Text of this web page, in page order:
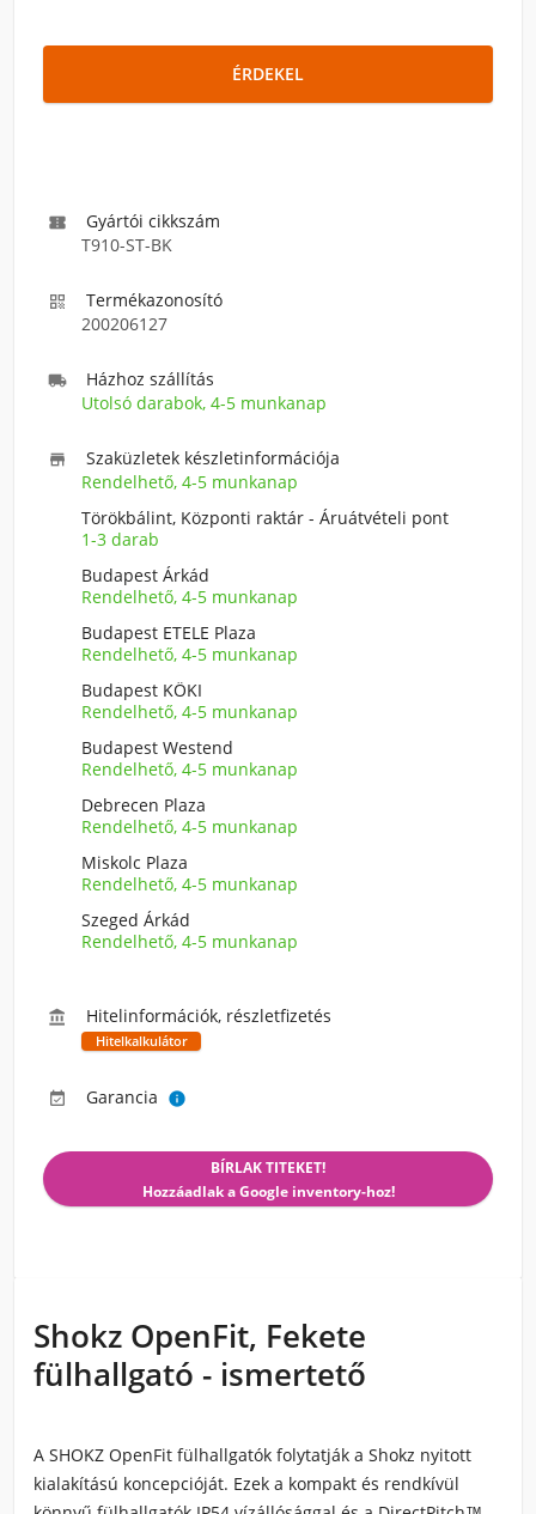
ÉRDEKEL

Gyártói cikkszám
T910-ST-BK

Termékazonosító
200206127

Házhoz szállítás
Utolsó darabok, 4-5 munkanap

Szaküzletek készletinformációja
Rendelhető, 4-5 munkanap
Törökbálint, Központi raktár - Áruátvételi pont
1-3 darab
Budapest Árkád
Rendelhető, 4-5 munkanap
Budapest ETELE Plaza
Rendelhető, 4-5 munkanap
Budapest KÖKI
Rendelhető, 4-5 munkanap
Budapest Westend
Rendelhető, 4-5 munkanap
Debrecen Plaza
Rendelhető, 4-5 munkanap
Miskolc Plaza
Rendelhető, 4-5 munkanap
Szeged Árkád
Rendelhető, 4-5 munkanap
 Hitelinformációk, részletfizetés
Hitelkalkulátor
 Garancia 
BÍRLAK TITEKET!
Hozzáadlak a Google inventory-hoz!
Shokz OpenFit, Fekete
fülhallgató - ismertető
A SHOKZ OpenFit fülhallgatók folytatják a Shokz nyitott
kialakítású koncepcióját. Ezek a kompakt és rendkívül